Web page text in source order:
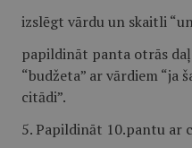
izslēgt vārdu un skaitli
papildināt panta otrās
“budžeta” ar vārdiem “ja
citādi”.
5. Papildināt 10.pantu ar